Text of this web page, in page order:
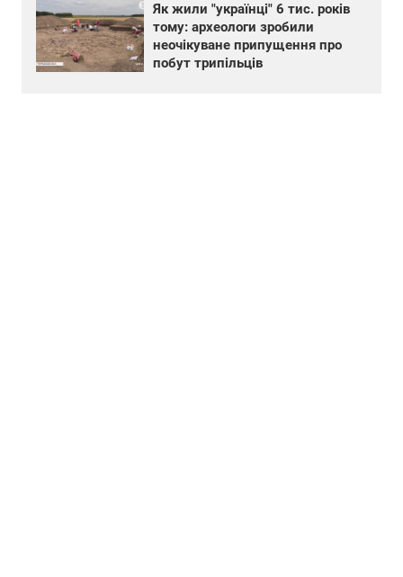
Як жили "українці" 6 тис. років
тому: археологи зробили
неочікуване припущення про
побут трипільців